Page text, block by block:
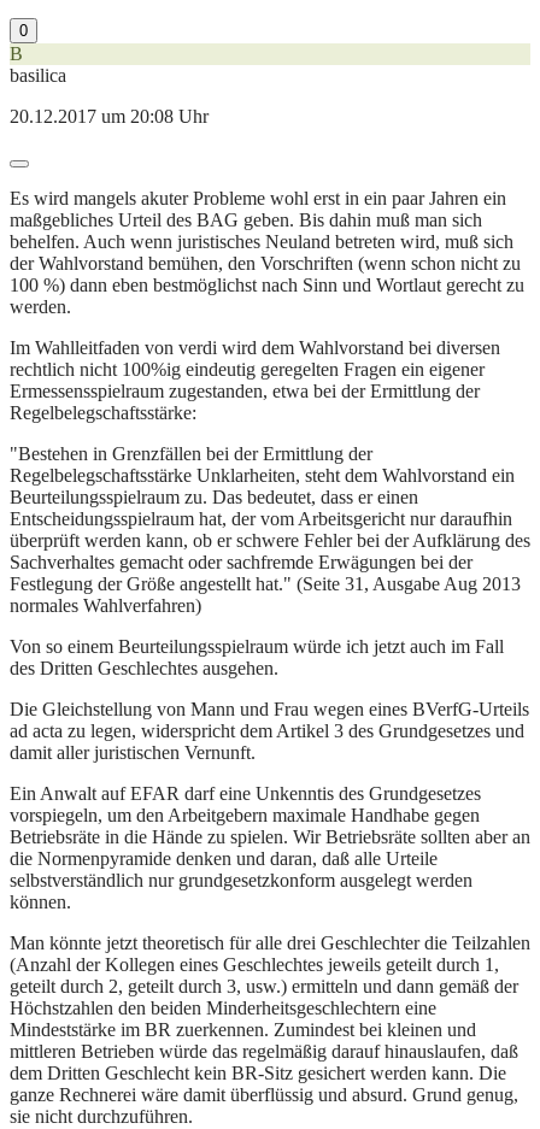
0
B
basilica
20.12.2017 um 20:08 Uhr
Es wird mangels akuter Probleme wohl erst in ein paar Jahren ein
maßgebliches Urteil des BAG geben. Bis dahin muß man sich
behelfen. Auch wenn juristisches Neuland betreten wird, muß sich
der Wahlvorstand bemühen, den Vorschriften (wenn schon nicht zu
100 %) dann eben bestmöglichst nach Sinn und Wortlaut gerecht zu
werden.
Im Wahlleitfaden von verdi wird dem Wahlvorstand bei diversen
rechtlich nicht 100%ig eindeutig geregelten Fragen ein eigener
Ermessensspielraum zugestanden, etwa bei der Ermittlung der
Regelbelegschaftsstärke:
"Bestehen in Grenzfällen bei der Ermittlung der
Regelbelegschaftsstärke Unklarheiten, steht dem Wahlvorstand ein
Beurteilungsspielraum zu. Das bedeutet, dass er einen
Entscheidungsspielraum hat, der vom Arbeitsgericht nur daraufhin
überprüft werden kann, ob er schwere Fehler bei der Aufklärung des
Sachverhaltes gemacht oder sachfremde Erwägungen bei der
Festlegung der Größe angestellt hat." (Seite 31, Ausgabe Aug 2013
normales Wahlverfahren)
Von so einem Beurteilungsspielraum würde ich jetzt auch im Fall
des Dritten Geschlechtes ausgehen.
Die Gleichstellung von Mann und Frau wegen eines BVerfG-Urteils
ad acta zu legen, widerspricht dem Artikel 3 des Grundgesetzes und
damit aller juristischen Vernunft.
Ein Anwalt auf EFAR darf eine Unkenntis des Grundgesetzes
vorspiegeln, um den Arbeitgebern maximale Handhabe gegen
Betriebsräte in die Hände zu spielen. Wir Betriebsräte sollten aber an
die Normenpyramide denken und daran, daß alle Urteile
selbstverständlich nur grundgesetzkonform ausgelegt werden
können.
Man könnte jetzt theoretisch für alle drei Geschlechter die Teilzahlen
(Anzahl der Kollegen eines Geschlechtes jeweils geteilt durch 1,
geteilt durch 2, geteilt durch 3, usw.) ermitteln und dann gemäß der
Höchstzahlen den beiden Minderheitsgeschlechtern eine
Mindeststärke im BR zuerkennen. Zumindest bei kleinen und
mittleren Betrieben würde das regelmäßig darauf hinauslaufen, daß
dem Dritten Geschlecht kein BR-Sitz gesichert werden kann. Die
ganze Rechnerei wäre damit überflüssig und absurd. Grund genug,
sie nicht durchzuführen.